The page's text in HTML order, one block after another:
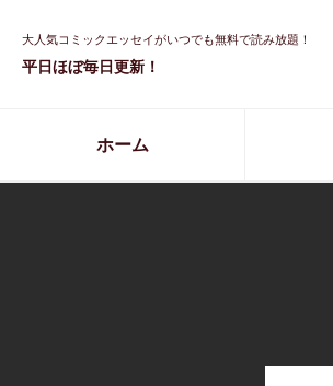
大人気コミックエッセイがいつでも無料で読み放題！
平日ほぼ毎日更新！
ホーム